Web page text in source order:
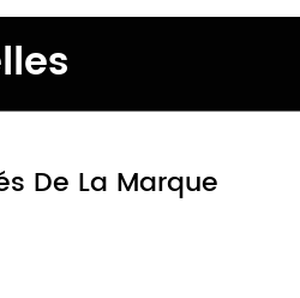
De La Marque